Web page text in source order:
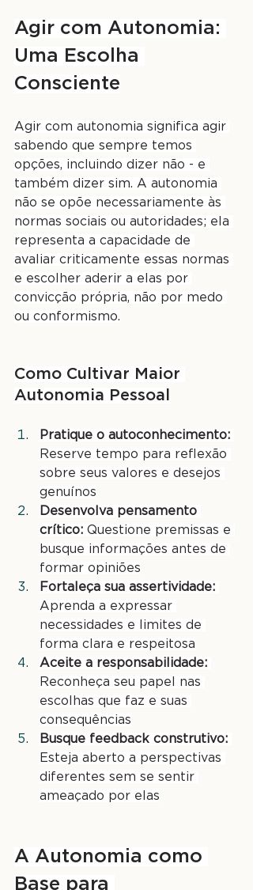
Agir com Autonomia:
Uma Escolha
Consciente
Agir com autonomia significa agir
sabendo que sempre temos
opções, incluindo dizer não - e
também dizer sim. A autonomia
não se opõe necessariamente às
normas sociais ou autoridades; ela
representa a capacidade de
avaliar criticamente essas normas
e escolher aderir a elas por
convicção própria, não por medo
ou conformismo.
Como Cultivar Maior
Autonomia Pessoal
Pratique o autoconhecimento:
Reserve tempo para reflexão
sobre seus valores e desejos
genuínos
Desenvolva pensamento
crítico: Questione premissas e
busque informações antes de
formar opiniões
Fortaleça sua assertividade:
Aprenda a expressar
necessidades e limites de
forma clara e respeitosa
Aceite a responsabilidade:
Reconheça seu papel nas
escolhas que faz e suas
consequências
Busque feedback construtivo:
Esteja aberto a perspectivas
diferentes sem se sentir
ameaçado por elas
A Autonomia como
Base para